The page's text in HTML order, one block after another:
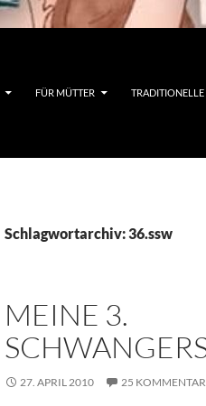
FÜR MÜTTER
Schlagwortarchiv: 36.ssw
MEINE 3.
27. APRIL 2010 25